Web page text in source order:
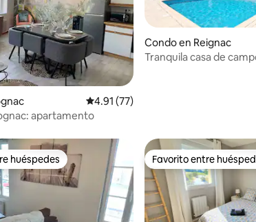
5, 136 reseñas Calificación promedio: 4.91 de 5, 77
4.91 (77)
apartamento
Condo en Reignac
Tranquila casa de
huéspedes
huéspedes Favorito entre
Favorito entre